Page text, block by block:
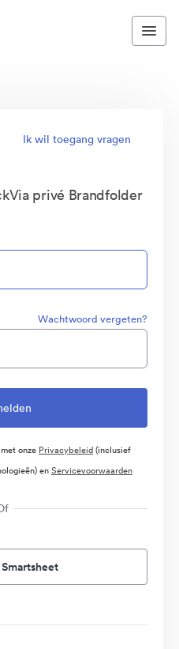
Ik wil toegang vragen
privé Brandfolder
Wachtwoord vergeten?
onze Privacybeleid(inclusief
enServicevoorwaarden